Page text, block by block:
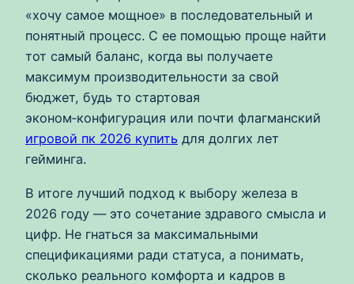
«хочу самое мощное» в последовательный и
понятный процесс. С ее помощью проще найти
тот самый баланс, когда вы получаете
максимум производительности за свой
бюджет, будь то стартовая
эконом‑конфигурация или почти флагманский
игровой пк 2026 купить для долгих лет
гейминга.
В итоге лучший подход к выбору железа в
2026 году — это сочетание здравого смысла и
цифр. Не гнаться за максимальными
спецификациями ради статуса, а понимать,
сколько реального комфорта и кадров в